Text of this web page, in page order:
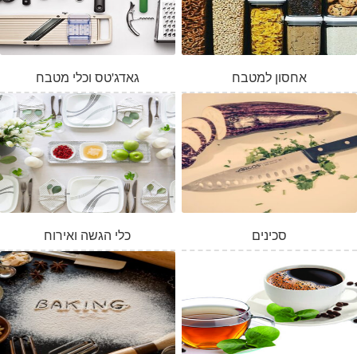
המלאי אזל
גאדג'טס וכלי מטבח אחסון למטבח
כלי הגשה ואירוח סכינים